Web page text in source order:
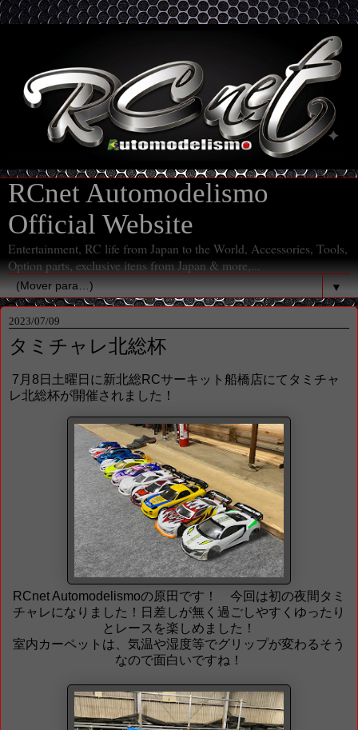
RCnet Automodelismo
Official Website
Entertainment, RC life from Japan to the World, Accessories, Tools,
Option parts, exclusive itens from Japan & more,...
▼
2023/07/09
タミチャレ北総杯
7月8日土曜日に新北総RCサーキット船橋店にてタミチャ
レ北総杯が開催されました！
RCnet Automodelismoの原田です！ 今回は初の夜間タミ
チャレになりました！日差しが無く過ごしやすくゆったり
とレースを楽しめました！
室内カーペットは、気温や湿度等でグリップが変わるそう
なので面白いですね！